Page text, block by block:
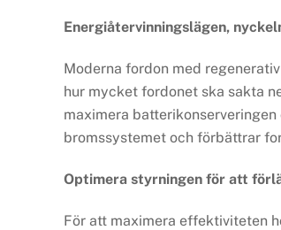
Energiåtervinningslägen,
Moderna fordon med
hur mycket fordonet ska sakta
maximera
bromssystemet och förbättrar
Optimera styrningen för att
För att maximera effektiviteten